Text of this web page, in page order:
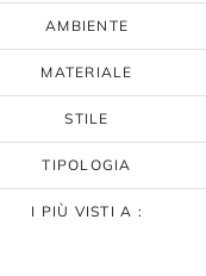
AMBIENTE
MATERIALE
STILE
TIPOLOGIA
I PIÙ VISTI A :